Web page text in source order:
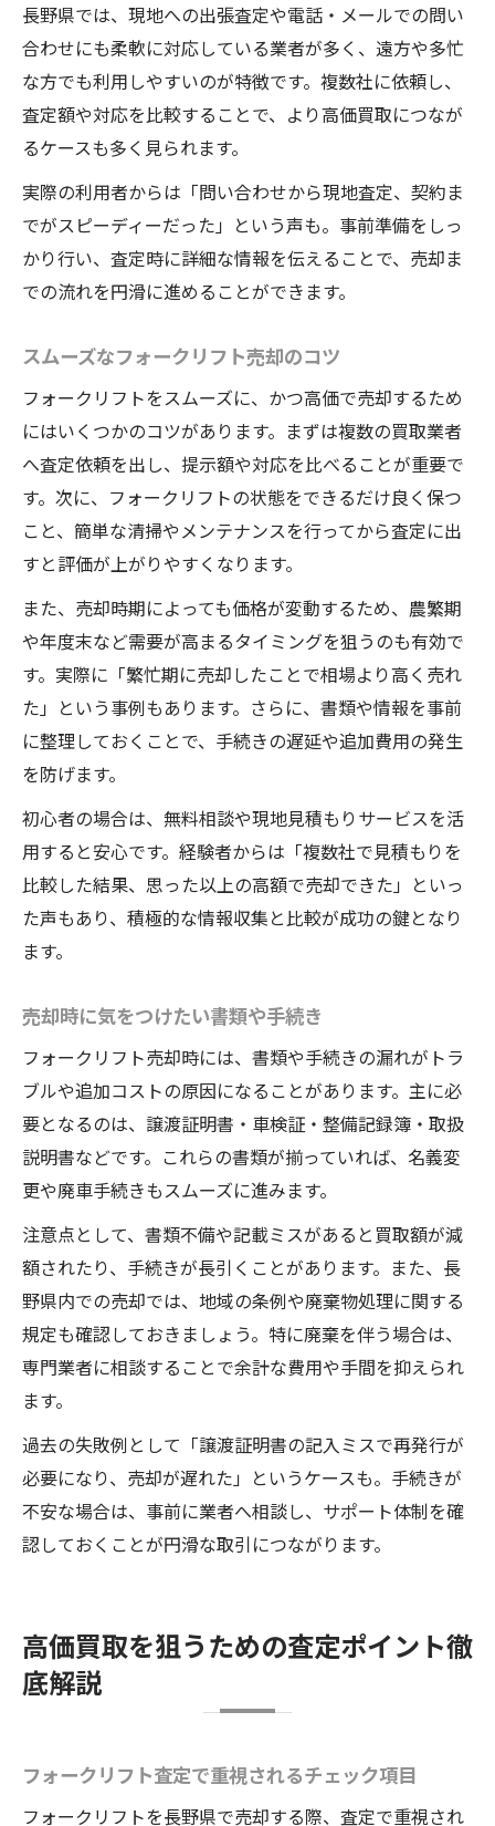
長野県では、現地への出張査定や電話・メールでの問い
合わせにも柔軟に対応している業者が多く、遠方や多忙
な方でも利用しやすいのが特徴です。複数社に依頼し、
査定額や対応を比較することで、より高価買取につなが
るケースも多く見られます。
実際の利用者からは「問い合わせから現地査定、契約ま
でがスピーディーだった」という声も。事前準備をしっ
かり行い、査定時に詳細な情報を伝えることで、売却ま
での流れを円滑に進めることができます。
スムーズなフォークリフト売却のコツ
フォークリフトをスムーズに、かつ高価で売却するため
にはいくつかのコツがあります。まずは複数の買取業者
へ査定依頼を出し、提示額や対応を比べることが重要で
す。次に、フォークリフトの状態をできるだけ良く保つ
こと、簡単な清掃やメンテナンスを行ってから査定に出
すと評価が上がりやすくなります。
また、売却時期によっても価格が変動するため、農繁期
や年度末など需要が高まるタイミングを狙うのも有効で
す。実際に「繁忙期に売却したことで相場より高く売れ
た」という事例もあります。さらに、書類や情報を事前
に整理しておくことで、手続きの遅延や追加費用の発生
を防げます。
初心者の場合は、無料相談や現地見積もりサービスを活
用すると安心です。経験者からは「複数社で見積もりを
比較した結果、思った以上の高額で売却できた」といっ
た声もあり、積極的な情報収集と比較が成功の鍵となり
ます。
売却時に気をつけたい書類や手続き
フォークリフト売却時には、書類や手続きの漏れがトラ
ブルや追加コストの原因になることがあります。主に必
要となるのは、譲渡証明書・車検証・整備記録簿・取扱
説明書などです。これらの書類が揃っていれば、名義変
更や廃車手続きもスムーズに進みます。
注意点として、書類不備や記載ミスがあると買取額が減
額されたり、手続きが長引くことがあります。また、長
野県内での売却では、地域の条例や廃棄物処理に関する
規定も確認しておきましょう。特に廃棄を伴う場合は、
専門業者に相談することで余計な費用や手間を抑えられ
ます。
過去の失敗例として「譲渡証明書の記入ミスで再発行が
必要になり、売却が遅れた」というケースも。手続きが
不安な場合は、事前に業者へ相談し、サポート体制を確
認しておくことが円滑な取引につながります。
高価買取を狙うための査定ポイント徹
底解説
フォークリフト査定で重視されるチェック項目
フォークリフトを長野県で売却する際、査定で重視され